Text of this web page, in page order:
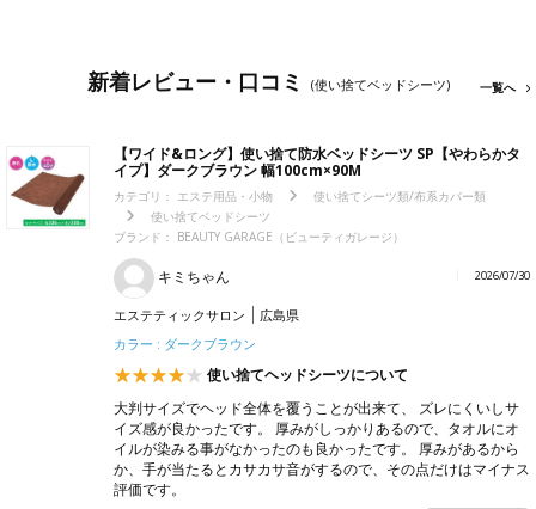
新着レビュー・口コミ (使い捨てベッドシーツ) 一覧へ
【ワイド&ロング】使い捨て防水ベッドシーツ SP【やわらかタ
イプ】ダークブラウン 幅100cm×90M
カテゴリ： エステ用品・小物
使い捨てシーツ類/布系カバー類
使い捨てベッドシーツ
ブランド： BEAUTY GARAGE（ビューティガレージ）
キミちゃん 2026/07/30
エステティックサロン
広島県
カラー : ダークブラウン
使い捨てヘッドシーツについて
大判サイズでヘッド全体を覆うことが出来て、 ズレにくいしサ
イズ感が良かったです。 厚みがしっかりあるので、タオルにオ
イルが染みる事がなかったのも良かったです。 厚みがあるから
か、手が当たるとカサカサ音がするので、その点だけはマイナス
評価です。